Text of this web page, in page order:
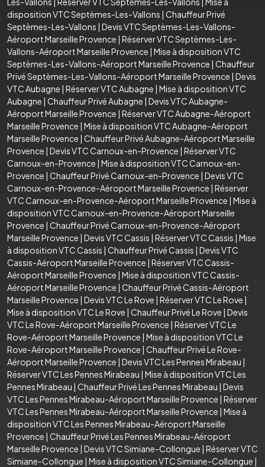
disposition VTC Septèmes-Les-Vallons | Chauffeur Privé
Septèmes-Les-Vallons | Devis VTC Septèmes-Les-Vallons-
Aéroport Marseille Provence | Réserver VTC Septèmes-Les-
Vallons-Aéroport Marseille Provence | Mise à disposition VTC
Septèmes-Les-Vallons-Aéroport Marseille Provence | Chauffeur
Privé Septèmes-Les-Vallons-Aéroport Marseille Provence | Devis
VTC Aubagne | Réserver VTC Aubagne | Mise à disposition VTC
Aubagne | Chauffeur Privé Aubagne | Devis VTC Aubagne-
Aéroport Marseille Provence | Réserver VTC Aubagne-Aéroport
Marseille Provence | Mise à disposition VTC Aubagne-Aéroport
Marseille Provence | Chauffeur Privé Aubagne-Aéroport Marseille
Provence | Devis VTC Carnoux-en-Provence | Réserver VTC
Carnoux-en-Provence | Mise à disposition VTC Carnoux-en-
Provence | Chauffeur Privé Carnoux-en-Provence | Devis VTC
Carnoux-en-Provence-Aéroport Marseille Provence | Réserver
VTC Carnoux-en-Provence-Aéroport Marseille Provence | Mise à
disposition VTC Carnoux-en-Provence-Aéroport Marseille
Provence | Chauffeur Privé Carnoux-en-Provence-Aéroport
Marseille Provence | Devis VTC Cassis | Réserver VTC Cassis | Mise
à disposition VTC Cassis | Chauffeur Privé Cassis | Devis VTC
Cassis-Aéroport Marseille Provence | Réserver VTC Cassis-
Aéroport Marseille Provence | Mise à disposition VTC Cassis-
Aéroport Marseille Provence | Chauffeur Privé Cassis-Aéroport
Marseille Provence | Devis VTC Le Rove | Réserver VTC Le Rove |
Mise à disposition VTC Le Rove | Chauffeur Privé Le Rove | Devis
VTC Le Rove-Aéroport Marseille Provence | Réserver VTC Le
Rove-Aéroport Marseille Provence | Mise à disposition VTC Le
Rove-Aéroport Marseille Provence | Chauffeur Privé Le Rove-
Aéroport Marseille Provence | Devis VTC Les Pennes Mirabeau |
Réserver VTC Les Pennes Mirabeau | Mise à disposition VTC Les
Pennes Mirabeau | Chauffeur Privé Les Pennes Mirabeau | Devis
VTC Les Pennes Mirabeau-Aéroport Marseille Provence | Réserver
VTC Les Pennes Mirabeau-Aéroport Marseille Provence | Mise à
disposition VTC Les Pennes Mirabeau-Aéroport Marseille
Provence | Chauffeur Privé Les Pennes Mirabeau-Aéroport
Marseille Provence | Devis VTC Simiane-Collongue | Réserver VTC
Simiane-Collongue | Mise à disposition VTC Simiane-Collongue |